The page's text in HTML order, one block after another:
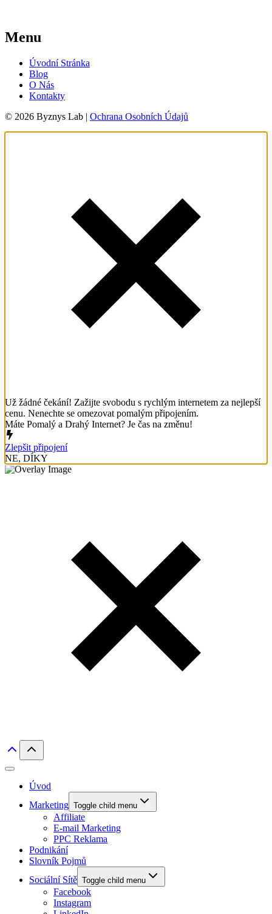
Menu
Úvodní Stránka
Blog
O Nás
Kontakty
© 2026 Byznys Lab | Ochrana Osobních Údajů
Už žádné čekání! Zažijte svobodu s rychlým internetem za nejlepší
cenu. Nenechte se omezovat pomalým připojením.
Máte Pomalý a Drahý Internet? Je čas na změnu!
Zlepšit připojení
NE, DÍKY
Úvod
Marketing Toggle child menu
Affiliate
E-mail Marketing
PPC Reklama
Podnikání
Slovník Pojmů
Sociální Sítě Toggle child menu
Facebook
Instagram